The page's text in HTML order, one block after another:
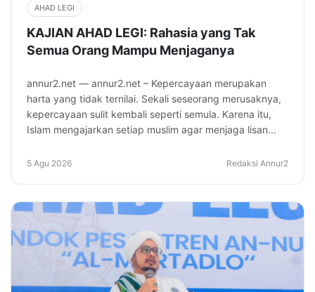
AHAD LEGI
KAJIAN AHAD LEGI: Rahasia yang Tak
Semua Orang Mampu Menjaganya
annur2.net — annur2.net – Kepercayaan merupakan
harta yang tidak ternilai. Sekali seseorang merusaknya,
kepercayaan sulit kembali seperti semula. Karena itu,
Islam mengajarkan setiap muslim agar menjaga lisan...
5 Agu 2026 Redaksi Annur2